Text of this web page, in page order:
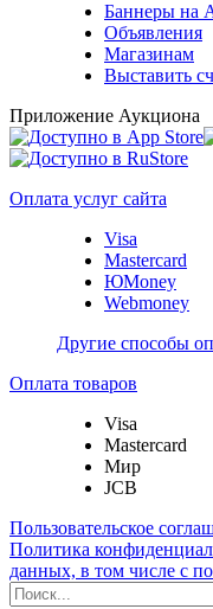
Баннеры на
Объявления
Магазинам
Выставить
Приложение Аукциона
Оплата услуг сайта
Visa
Mastercard
ЮMoney
Webmoney
Другие способы
Оплата товаров
Visa
Mastercard
Мир
JCB
Пользовательское
Политика
данных, в том числе с